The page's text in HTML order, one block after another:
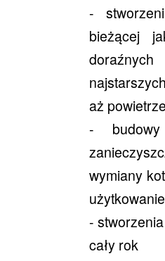
-
bieżącej
aż
- budowy
wymiany
-
cały rok